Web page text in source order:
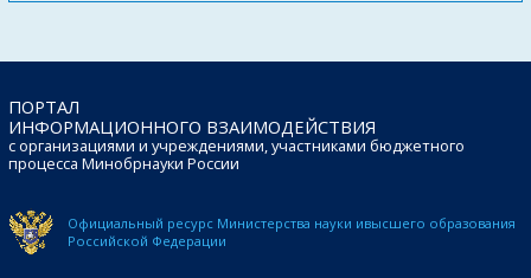
ПОРТАЛ
ИНФОРМАЦИОННОГО ВЗАИМОДЕЙСТВИЯ
с организациями и учреждениями, участниками бюджетного
процесса Минобрнауки России
Официальный ресурс Министерства науки ивысшего образования
Российской Федерации